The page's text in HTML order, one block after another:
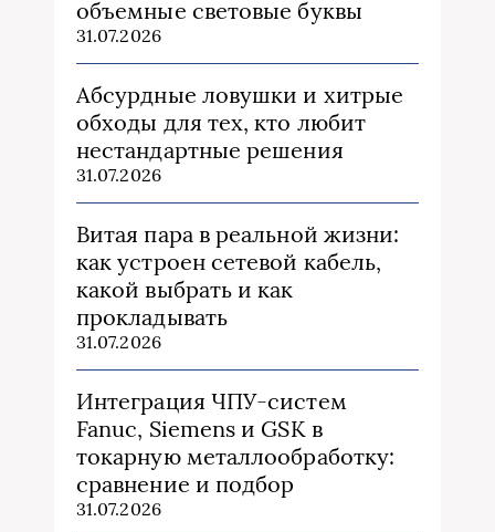
объемные световые буквы
31.07.2026
Абсурдные ловушки и хитрые
обходы для тех, кто любит
нестандартные решения
31.07.2026
Витая пара в реальной жизни:
как устроен сетевой кабель,
какой выбрать и как
прокладывать
31.07.2026
Интеграция ЧПУ-систем
Fanuc, Siemens и GSK в
токарную металлообработку:
сравнение и подбор
31.07.2026